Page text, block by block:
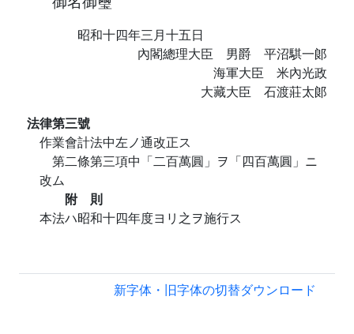
昭和十四年三月十五日
內閣總理大臣 男爵 平沼騏一郞
海軍大臣 米內光政
大藏大臣 石渡莊太郞
法律第三號
作業會計法中左ノ通改正ス
第二條第三項中「二百萬圓」ヲ「四百萬圓」ニ
改ム
附 則
本法ハ昭和十四年度ヨリ之ヲ施行ス
新字体・旧字体の切替ダウンロード